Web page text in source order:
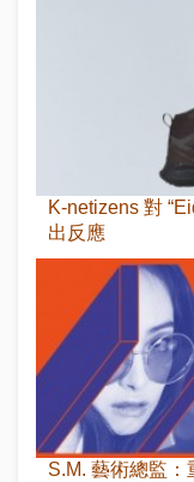
K-netizens 對
出反應
S.M. 藝術總監：